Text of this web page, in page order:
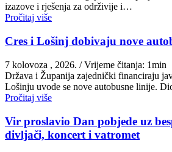
izazove i rješenja za održivije i…
Pročitaj više
Cres i Lošinj dobivaju nove
7 kolovoza , 2026. / Vrijeme čitanja: 1min
Država i Županija zajednički financiraju
Lošinju uvode se nove autobusne linije.
Pročitaj više
Vir proslavio Dan pobjede uz
divljači, koncert i vatromet